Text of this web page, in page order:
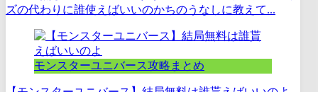
ズの代わりに誰使えばいいのかちのうなしに教えて...
モンスターユニバース攻略まとめ